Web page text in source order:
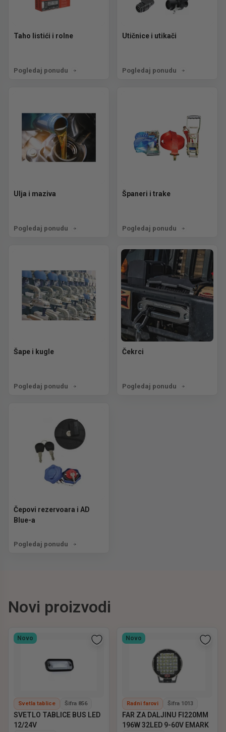
Taho listići i rolne
Pogledaj ponudu
Utičnice i utikači
Pogledaj ponudu
Ulja i maziva
Pogledaj ponudu
Španeri i trake
Pogledaj ponudu
Šape i kugle
Pogledaj ponudu
Čekrci
Pogledaj ponudu
Čepovi rezervoara i AD
Blue-a
Pogledaj ponudu
Novi proizvodi
Novo
Svetla tablice Šifra 856
SVETLO TABLICE BUS LED
12/24V
Novo
Radni farovi Šifra 1013
FAR ZA DALJINU FI220MM
196W 32LED 9-60V EMARK